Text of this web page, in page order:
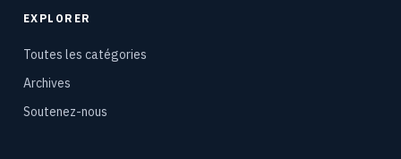
EXPLORER
Toutes les catégories
Archives
Soutenez-nous